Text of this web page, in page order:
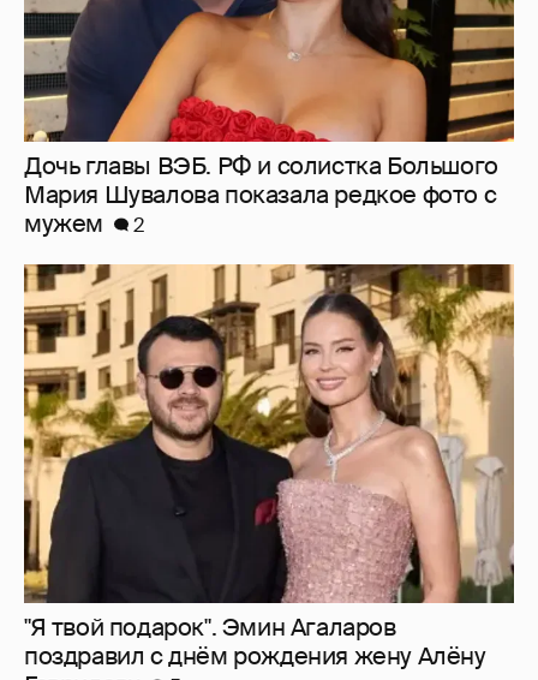
"Я твой подарок". Эмин Агаларов
поздравил с днём рождения жену Алёну
Гаврилову
5